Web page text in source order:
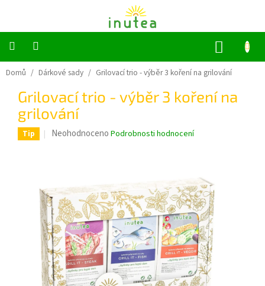
Bylinné
ovocné
čaje
Jednodruhové
bylinky
Grilování
Dárkové
Příslušenství
Domů / Dárkové sady / Grilovací trio - výběr 3 koření na grilování
Grilovací trio - výběr 3 koření na
grilování
Tip
Průměrné
z
5
hvězdiček.
Neohodnoceno Podrobnosti hodnocení